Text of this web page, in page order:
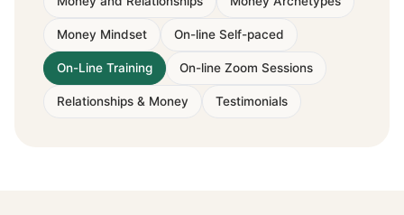
Money Mindset On-line Self-paced
On-Line Training On-line Zoom Sessions
Relationships & Money Testimonials